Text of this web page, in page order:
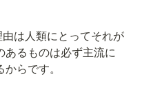
は人類にとってそれが
あるものは必ず主流に
らです。